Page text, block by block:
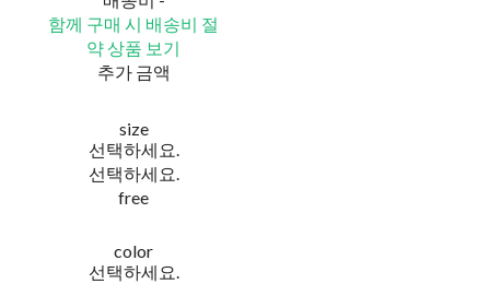
함께 구매 시 배송비 절
약 상품 보기
추가 금액
size
선택하세요.
선택하세요.
free
color
선택하세요.